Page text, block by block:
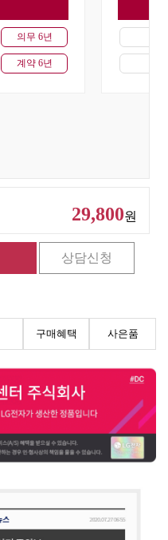
의무 6년
계약 6년
29,800원
구매혜택 사은품